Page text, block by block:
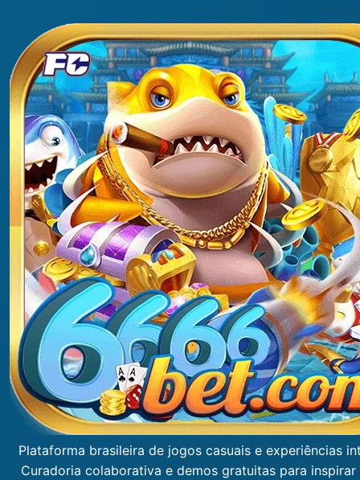
Plataforma brasileira de jogos casuais e experiências
Curadoria colaborativa e demos gratuitas para